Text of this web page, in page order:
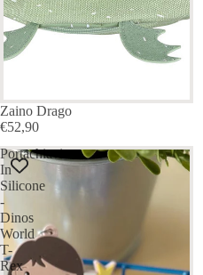
Zaino Drago
€52,90
Portachiavi
In
Silicone
-
Dinos
World
T-
Rex